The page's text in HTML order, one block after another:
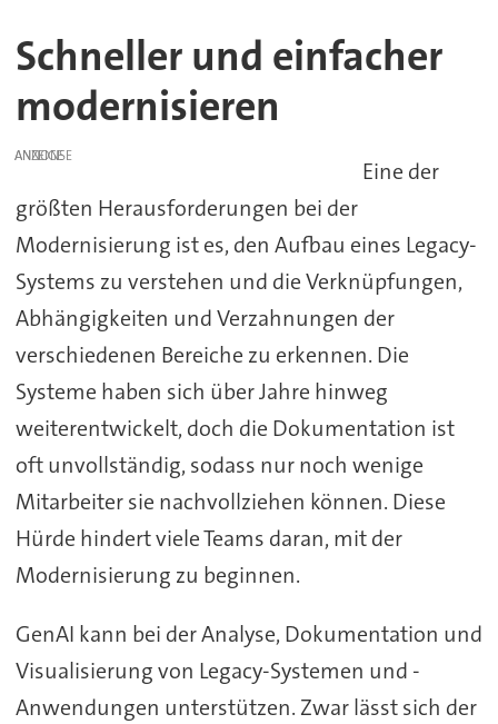
Schneller und einfacher
modernisieren
ANZEIGE
Eine der
größten Herausforderungen bei der
Modernisierung ist es, den Aufbau eines Legacy-
Systems zu verstehen und die Verknüpfungen,
Abhängigkeiten und Verzahnungen der
verschiedenen Bereiche zu erkennen. Die
Systeme haben sich über Jahre hinweg
weiterentwickelt, doch die Dokumentation ist
oft unvollständig, sodass nur noch wenige
Mitarbeiter sie nachvollziehen können. Diese
Hürde hindert viele Teams daran, mit der
Modernisierung zu beginnen.
GenAI kann bei der Analyse, Dokumentation und
Visualisierung von Legacy-Systemen und -
Anwendungen unterstützen. Zwar lässt sich der